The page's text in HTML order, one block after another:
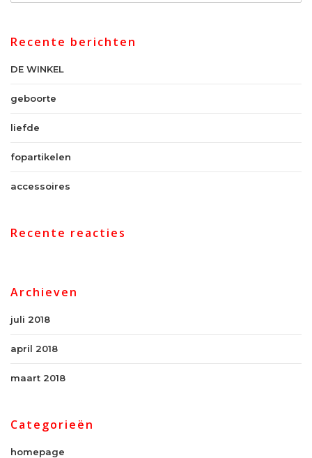
Recente berichten
DE WINKEL
geboorte
liefde
fopartikelen
accessoires
Recente reacties
Archieven
juli 2018
april 2018
maart 2018
Categorieën
homepage